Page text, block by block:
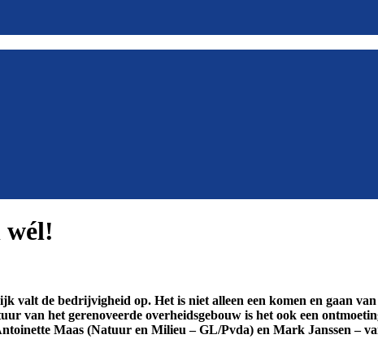
wél!
valt de bedrijvigheid op. Het is niet alleen een komen en gaan
van het gerenoveerde overheidsgebouw is het ook een
Maas (Natuur en Milieu – GL/Pvda) en Mark Janssen –